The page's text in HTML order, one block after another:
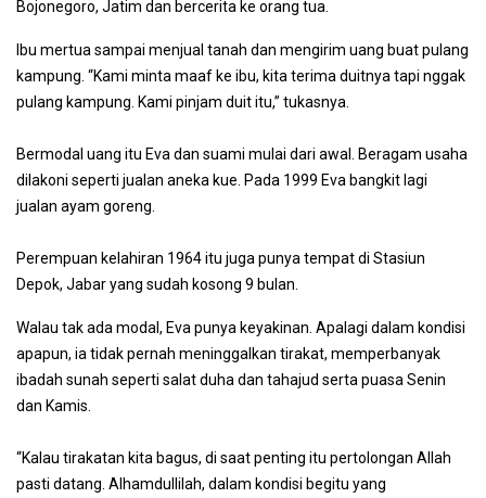
Bojonegoro, Jatim dan bercerita ke orang tua.
Ibu mertua sampai menjual tanah dan mengirim uang buat pulang
kampung. “Kami minta maaf ke ibu, kita terima duitnya tapi nggak
pulang kampung. Kami pinjam duit itu,” tukasnya.
Bermodal uang itu Eva dan suami mulai dari awal. Beragam usaha
dilakoni seperti jualan aneka kue. Pada 1999 Eva bangkit lagi
jualan ayam goreng.
Perempuan kelahiran 1964 itu juga punya tempat di Stasiun
Depok, Jabar yang sudah kosong 9 bulan.
Walau tak ada modal, Eva punya keyakinan. Apalagi dalam kondisi
apapun, ia tidak pernah meninggalkan tirakat, memperbanyak
ibadah sunah seperti salat duha dan tahajud serta puasa Senin
dan Kamis.
“Kalau tirakatan kita bagus, di saat penting itu pertolongan Allah
pasti datang. Alhamdullilah, dalam kondisi begitu yang